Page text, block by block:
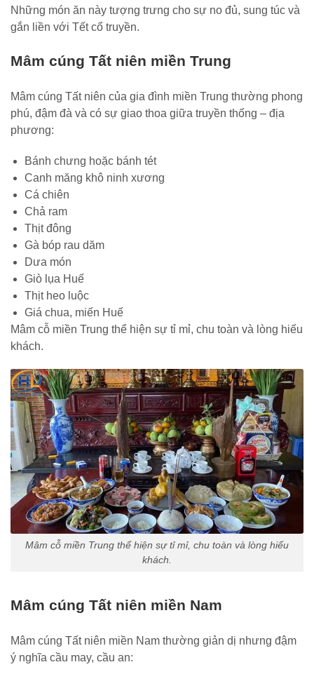
Những món ăn này tượng trưng cho sự no đủ, sung túc và
gắn liền với Tết cổ truyền.
Mâm cúng Tất niên miền Trung
Mâm cúng Tất niên của gia đình miền Trung thường phong
phú, đậm đà và có sự giao thoa giữa truyền thống – địa
phương:
Bánh chưng hoặc bánh tét
Canh măng khô ninh xương
Cá chiên
Chả ram
Thịt đông
Gà bóp rau dăm
Dưa món
Giò lụa Huế
Thịt heo luộc
Giá chua, miến Huế
Mâm cỗ miền Trung thể hiện sự tỉ mỉ, chu toàn và lòng hiếu
khách.
Mâm cỗ miền Trung thể hiện sự tỉ mỉ, chu toàn và lòng hiếu
khách.
Mâm cúng Tất niên miền Nam
Mâm cúng Tất niên miền Nam thường giản dị nhưng đậm
ý nghĩa cầu may, cầu an: